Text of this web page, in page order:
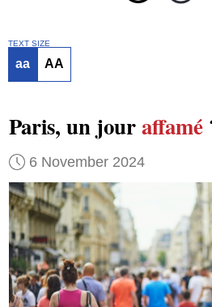
TEXT SIZE
aa AA
Paris, un jouraffamé
6 November 2024